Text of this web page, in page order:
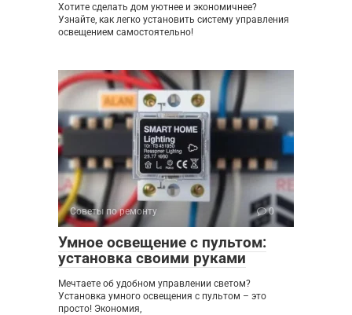
Хотите сделать дом уютнее и экономичнее?
Узнайте, как легко установить систему управления
освещением самостоятельно!
Советы по ремонту 0
Умное освещение с пультом:
установка своими руками
Мечтаете об удобном управлении светом?
Установка умного освещения с пультом – это
просто! Экономия,